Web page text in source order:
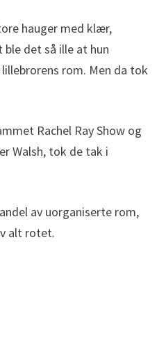
hauger med klær,
det så ille at hun
rom. Men da tok
Rachel Ray Show og
Walsh, tok de tak i
av uorganiserte rom,
alt rotet.